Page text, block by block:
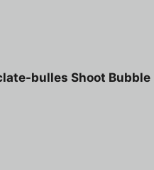
bulles Shoot Bubble